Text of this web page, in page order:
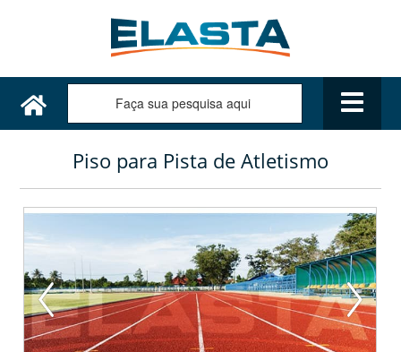
Piso para Pista de Atletismo